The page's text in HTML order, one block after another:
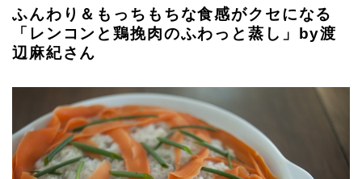
ふんわり＆もっちもちな食感がクセになる
「レンコンと鶏挽肉のふわっと蒸し」by渡
辺麻紀さん